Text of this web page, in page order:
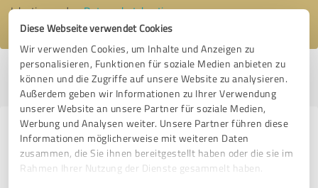
Diese Webseite verwendet Cookies
Wir verwenden Cookies, um Inhalte und Anzeigen zu
personalisieren, Funktionen für soziale Medien anbieten zu
können und die Zugriffe auf unsere Website zu analysieren.
Außerdem geben wir Informationen zu Ihrer Verwendung
unserer Website an unsere Partner für soziale Medien,
Werbung und Analysen weiter. Unsere Partner führen diese
Informationen möglicherweise mit weiteren Daten
zusammen, die Sie ihnen bereitgestellt haben oder die sie im
Rahmen Ihrer Nutzung der Dienste gesammelt haben.
Ich stimme denDatenschutzbestimmungenzu.
Profil aktiv seit 05.01.2017 | Letzte Aktualisierung: 14.01.2017
melden
Erfahrungen zu weiteren
Anbietern aus dem Bereich IT-
Dienstleistungen